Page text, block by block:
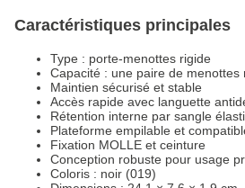
Caractéristiques principales
Type : porte-menottes rigide
Capacité : une paire de menottes
Maintien sécurisé et stable
Accès rapide avec languette
Rétention interne par sangle
Plateforme empilable et
Fixation MOLLE et ceinture
Conception robuste pour usage
Coloris : noir (019)